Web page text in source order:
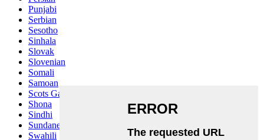
Punjabi
Serbian
Sesotho
Sinhala
Slovak
Slovenian
Somali
Samoan
Scots Gaelic
Shona
Sindhi
Sundanese
Swahili